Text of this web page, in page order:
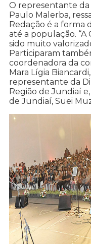
O representante da
Paulo Malerba,
Redação é a forma
até a população.
sido muito
Participaram
coordenadora da
Mara Lígia
representante da
Região de Jundiaí
de Jundiaí, Suei